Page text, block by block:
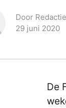
Door Redactie
29 juni 2020
De